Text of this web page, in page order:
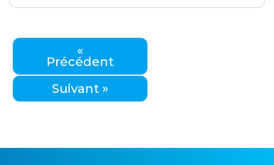
«
Précédent
Suivant »